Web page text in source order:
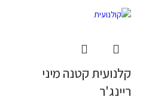
קלנועית קטנה מיני
ריינג'ר